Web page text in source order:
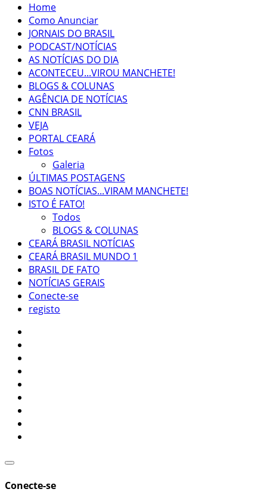
Home
Como Anunciar
JORNAIS DO BRASIL
PODCAST/NOTÍCIAS
AS NOTÍCIAS DO DIA
ACONTECEU...VIROU MANCHETE!
BLOGS & COLUNAS
AGÊNCIA DE NOTÍCIAS
CNN BRASIL
VEJA
PORTAL CEARÁ
Fotos
Galeria
ÚLTIMAS POSTAGENS
BOAS NOTÍCIAS...VIRAM MANCHETE!
ISTO É FATO!
Todos
BLOGS & COLUNAS
CEARÁ BRASIL NOTÍCIAS
CEARÁ BRASIL MUNDO 1
BRASIL DE FATO
NOTÍCIAS GERAIS
Conecte-se
registo
Conecte-se